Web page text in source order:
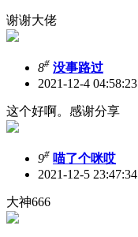
谢谢大佬
8# 没事路过
2021-12-4 04:58:23
这个好啊。感谢分享
9# 喵了个咪哎
2021-12-5 23:47:34
大神666